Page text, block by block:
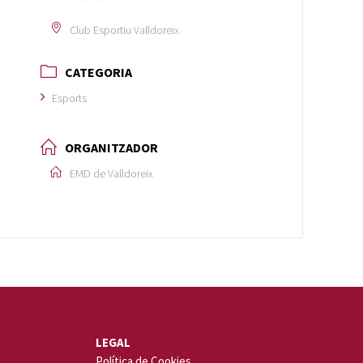
Club Esportiu Valldoreix
CATEGORIA
Esports
ORGANITZADOR
EMD de Valldoreix
LEGAL